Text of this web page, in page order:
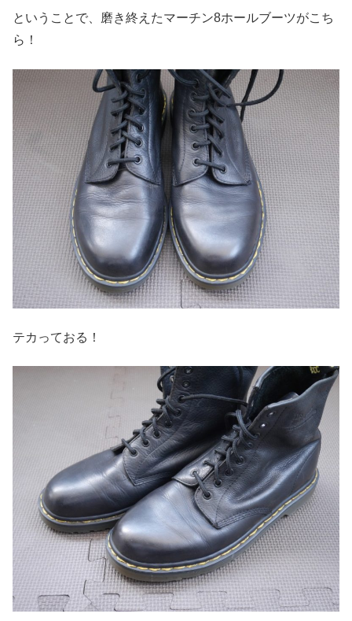
ということで、磨き終えたマーチン8ホールブーツがこち
ら！
テカっておる！